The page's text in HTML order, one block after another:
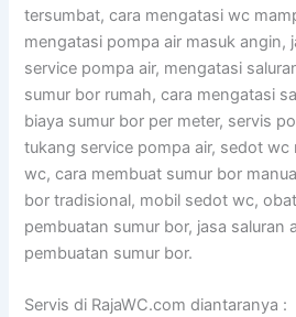
tersumbat, cara mengatasi wc
mengatasi pompa air masuk angin,
service pompa air, mengatasi
sumur bor rumah, cara mengatasi
biaya sumur bor per meter, servis
tukang service pompa air, sedot
wc, cara membuat sumur bor
bor tradisional, mobil sedot wc,
pembuatan sumur bor, jasa saluran
pembuatan sumur bor.
Servis di RajaWC.com diantaranya :